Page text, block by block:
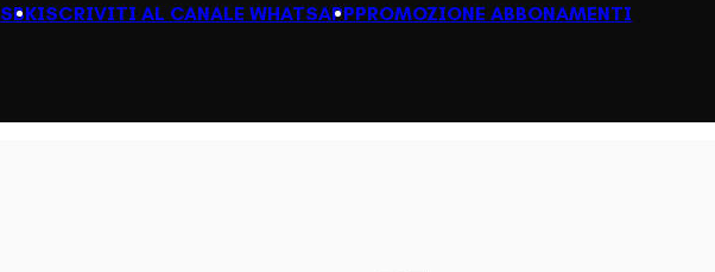
SBKISCRIVITI AL CANALE WHATSAPPPROMOZIONE ABBONAMENTI